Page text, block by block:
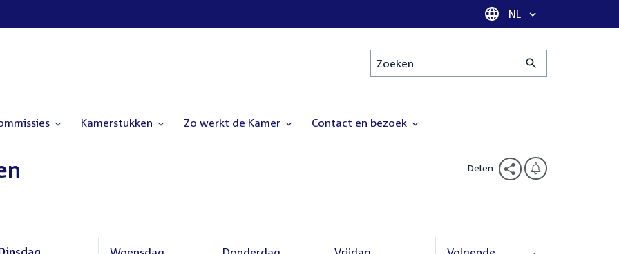
Taal selectie
NL
Zoeken
Kamerstukken Zo werkt de Kamer Contact en bezoek
Delen